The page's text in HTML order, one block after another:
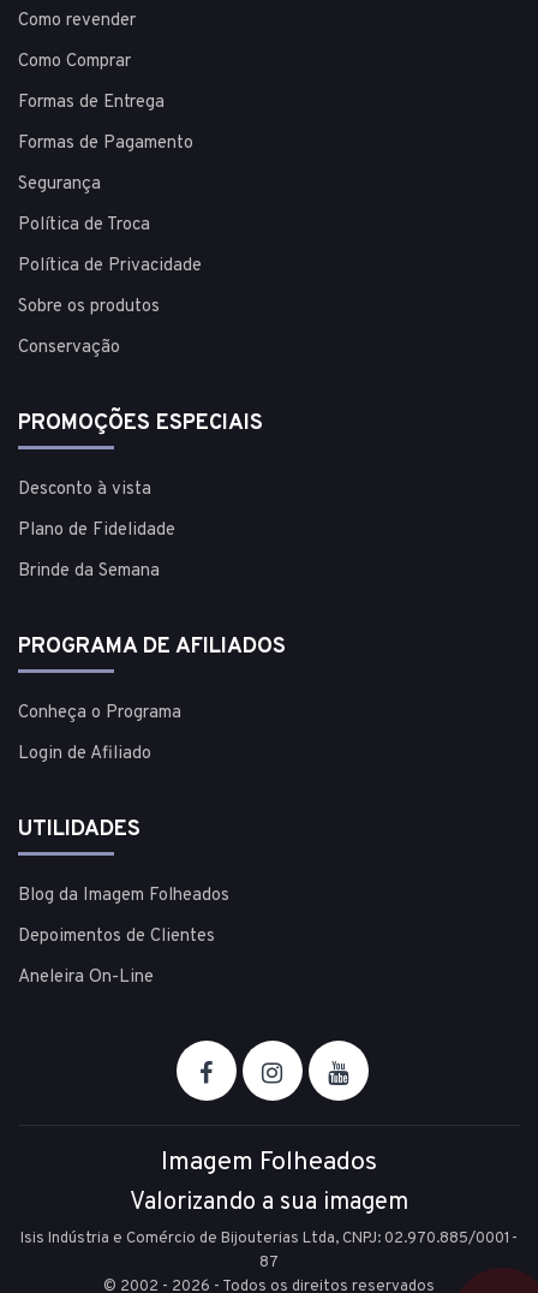
Como revender
Como Comprar
Formas de Entrega
Formas de Pagamento
Segurança
Política de Troca
Política de Privacidade
Sobre os produtos
Conservação
PROMOÇÕES ESPECIAIS
Desconto à vista
Plano de Fidelidade
Brinde da Semana
PROGRAMA DE AFILIADOS
Conheça o Programa
Login de Afiliado
UTILIDADES
Blog da Imagem Folheados
Depoimentos de Clientes
Aneleira On-Line
Imagem Folheados
Valorizando a sua imagem
Isis Indústria e Comércio de Bijouterias Ltda, CNPJ: 02.970.885/0001-
87
© 2002 - 2026 - Todos os direitos reservados